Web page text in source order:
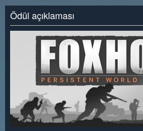
Ödül açıklaması